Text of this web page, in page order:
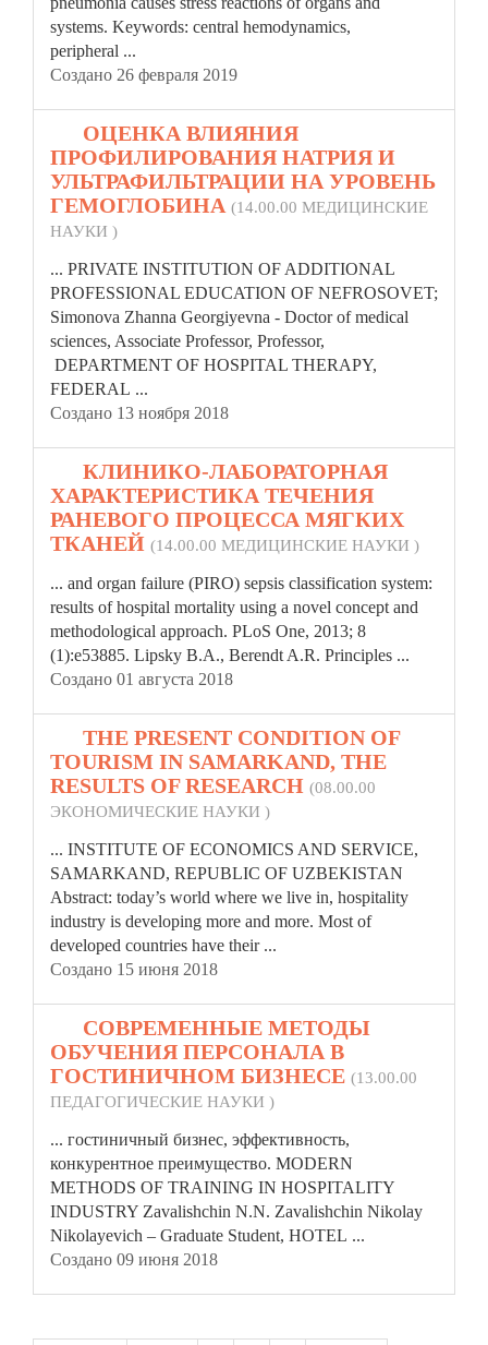
systems. Keywords: сentral hemodynamics,
peripheral ...
Создано 26 февраля 2019
ОЦЕНКА ВЛИЯНИЯ
ПРОФИЛИРОВАНИЯ НАТРИЯ И
УЛЬТРАФИЛЬТРАЦИИ НА УРОВЕНЬ
ГЕМОГЛОБИНА (14.00.00 МЕДИЦИНСКИЕ
НАУКИ )
... PRIVATE INSTITUTION OF ADDITIONAL
PROFESSIONAL EDUCATION OF NEFROSOVET;
Simonova Zhanna Georgiyevna - Doctor of medical
sciences, Associate Professor, Professor,
DEPARTMENT OF HOSPITAL THERAPY,
FEDERAL ...
Создано 13 ноября 2018
КЛИНИКО-ЛАБОРАТОРНАЯ
ХАРАКТЕРИСТИКА ТЕЧЕНИЯ
РАНЕВОГО ПРОЦЕССА МЯГКИХ
ТКАНЕЙ (14.00.00 МЕДИЦИНСКИЕ НАУКИ )
... and organ failure (PIRO) sepsis classification system:
results ofhospital mortality using a novel concept and
methodological approach. PLoS One, 2013; 8
(1):e53885. Lipsky B.A., Berendt A.R. Principles ...
Создано 01 августа 2018
THE PRESENT CONDITION OF
TOURISM IN SAMARKAND, THE
RESULTS OF RESEARCH (08.00.00
ЭКОНОМИЧЕСКИЕ НАУКИ )
... INSTITUTE OF ECONOMICS AND SERVICE,
SAMARKAND, REPUBLIC OF UZBEKISTAN
Abstract: today’s world where we live in, hospitality
industry is developing more and more. Most of
developed countries have their ...
Создано 15 июня 2018
СОВРЕМЕННЫЕ МЕТОДЫ
ОБУЧЕНИЯ ПЕРСОНАЛА В
ГОСТИНИЧНОМ БИЗНЕСЕ (13.00.00
ПЕДАГОГИЧЕСКИЕ НАУКИ )
... гостиничный бизнес, эффективность,
конкурентное преимущество. MODERN
METHODS OF TRAINING IN HOSPITALITY
INDUSTRY Zavalishchin N.N. Zavalishchin Nikolay
Nikolayevich – Graduate Student, HOTEL ...
Создано 09 июня 2018